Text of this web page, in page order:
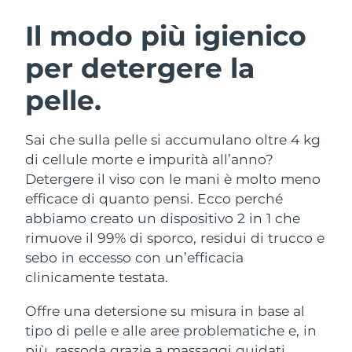
Il modo più igienico
per detergere la
pelle.
Sai che sulla pelle si accumulano oltre 4 kg
di cellule morte e impurità all’anno?
Detergere il viso con le mani è molto meno
efficace di quanto pensi. Ecco perché
abbiamo creato un dispositivo 2 in 1 che
rimuove il 99% di sporco, residui di trucco e
sebo in eccesso con un’efficacia
clinicamente testata.
Offre una detersione su misura in base al
tipo di pelle e alle aree problematiche e, in
Detersione viso
Anti-aging massage
LUNA™ 4 Plus
Massage, LED heating
LUNA™ 4 Men
Microcurrent toning
BEAR™ 2 go
Microcurrent toning on-the-go
BEAR™ 2 eyes & lips
Idratazione
UFO™ 3 pacchetto
Deep facial hydration
Near-infrared and red light therapy
device
Igiene orale
issa™ 4
Hybrid silicone sonic toothbrush
Smart hybrid silicone sonic toothbrush
TRATTAMENTI ANTI-AGE FAQ™
Anti-age Trattamenti LED
Austria Consegna stimata 09/08/2026
Bahrein Consegna stimata
Belgio
Bermuda Consegna stimata15/08/2026
Bosnia ed
Erzegovina
Consegna stimata12/08/2026
Brunei Consegna stimata 14/08/2026
Bulgaria Consegna stimata
Cile Consegna stimata13/08/2026